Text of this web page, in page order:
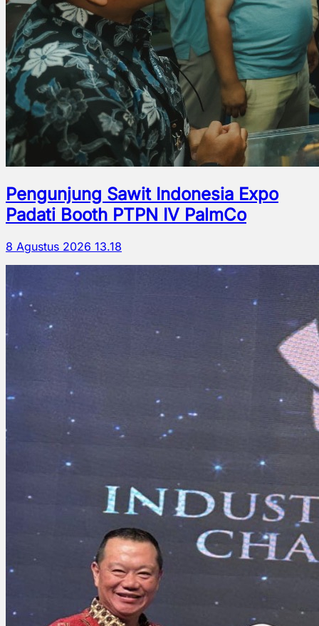
Pengunjung Sawit Indonesia Expo
Padati Booth PTPN IV PalmCo
8 Agustus 2026 13.18